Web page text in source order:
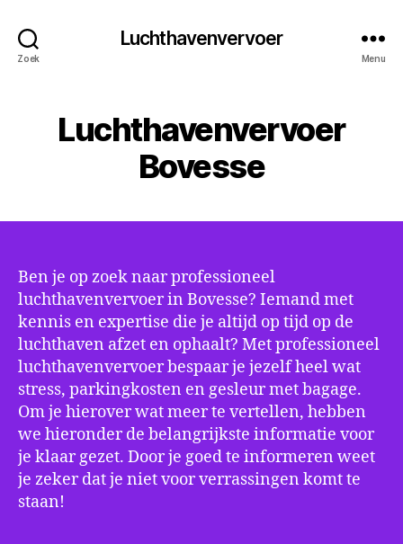
Zoek
Luchthavenvervoer
Menu
Luchthavenvervoer
Bovesse
Ben je op zoek naar professioneel
luchthavenvervoer in Bovesse? Iemand met
kennis en expertise die je altijd op tijd op de
luchthaven afzet en ophaalt? Met professioneel
luchthavenvervoer bespaar je jezelf heel wat
stress, parkingkosten en gesleur met bagage.
Om je hierover wat meer te vertellen, hebben
we hieronder de belangrijkste informatie voor
je klaar gezet. Door je goed te informeren weet
je zeker dat je niet voor verrassingen komt te
staan!